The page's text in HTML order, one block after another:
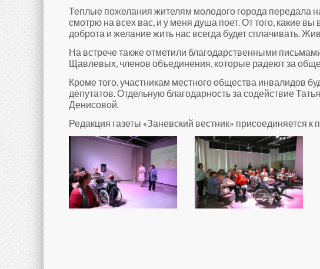
Теплые пожелания жителям молодого города передала
смотрю на всех вас, и у меня душа поет. От того, какие
доброта и желание жить нас всегда будет сплачивать.
На встрече также отметили благодарственными
Щавлевых, членов объединения, которые радеют за
Кроме того, участникам местного общества инвалидов
депутатов. Отдельную благодарность за содействие
Денисовой.
Редакция газеты «Заневский вестник» присоединяется